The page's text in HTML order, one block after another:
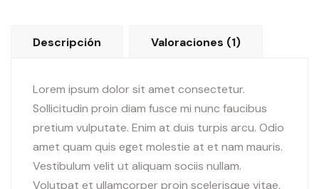
Descripción Valoraciones (1)
Lorem ipsum dolor sit amet consectetur.
Sollicitudin proin diam fusce mi nunc faucibus
pretium vulputate. Enim at duis turpis arcu. Odio
amet quam quis eget molestie at et nam mauris.
Vestibulum velit ut aliquam sociis nullam.
Volutpat et ullamcorper proin scelerisque vitae.